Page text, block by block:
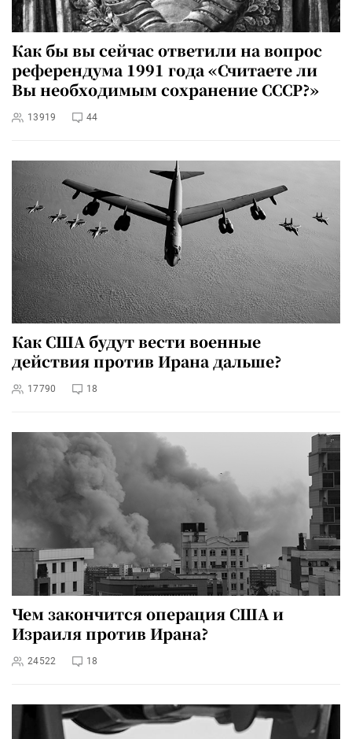
Как бы вы сейчас ответили на вопрос
референдума 1991 года «Считаете ли
Вы необходимым сохранение СССР?»
13919 44
Как США будут вести военные
действия против Ирана дальше?
17790 18
Чем закончится операция США и
Израиля против Ирана?
24522 18